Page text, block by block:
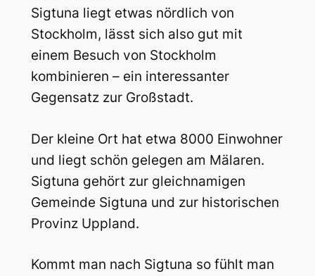
Sigtuna liegt etwas nördlich von
Stockholm, lässt sich also gut mit
einem Besuch von Stockholm
kombinieren – ein interessanter
Gegensatz zur Großstadt.
Der kleine Ort hat etwa 8000 Einwohner
und liegt schön gelegen am Mälaren.
Sigtuna gehört zur gleichnamigen
Gemeinde Sigtuna und zur historischen
Provinz Uppland.
Kommt man nach Sigtuna so fühlt man